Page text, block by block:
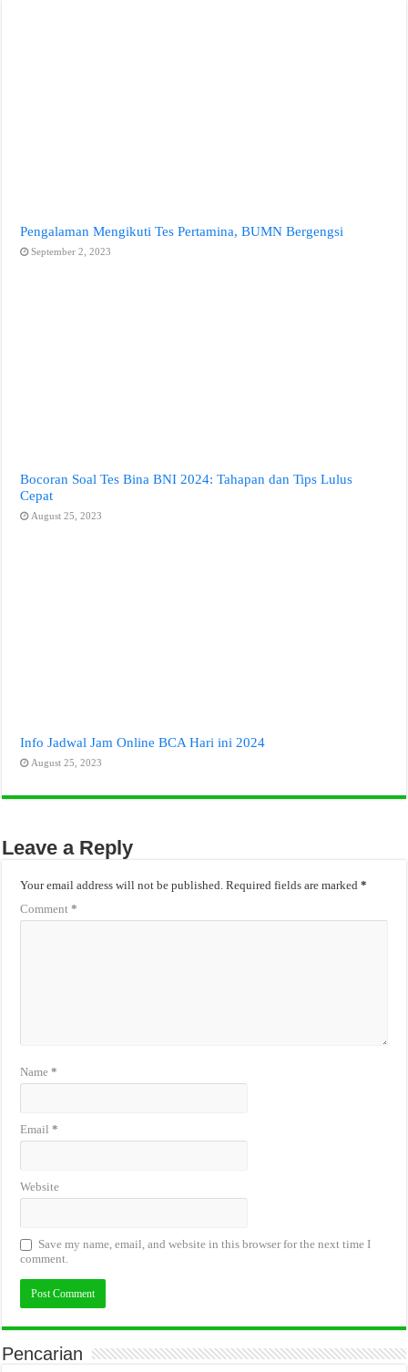
Pengalaman Mengikuti Tes Pertamina, BUMN Bergengsi
September 2, 2023
Bocoran Soal Tes Bina BNI 2024: Tahapan dan Tips Lulus
Cepat
August 25, 2023
Info Jadwal Jam Online BCA Hari ini 2024
August 25, 2023
Leave a Reply
Your email address will not be published. Required fields are marked*
Comment*
Name*
Email*
Website
Save my name, email, and website in this browser for the next time I
comment.
Pencarian